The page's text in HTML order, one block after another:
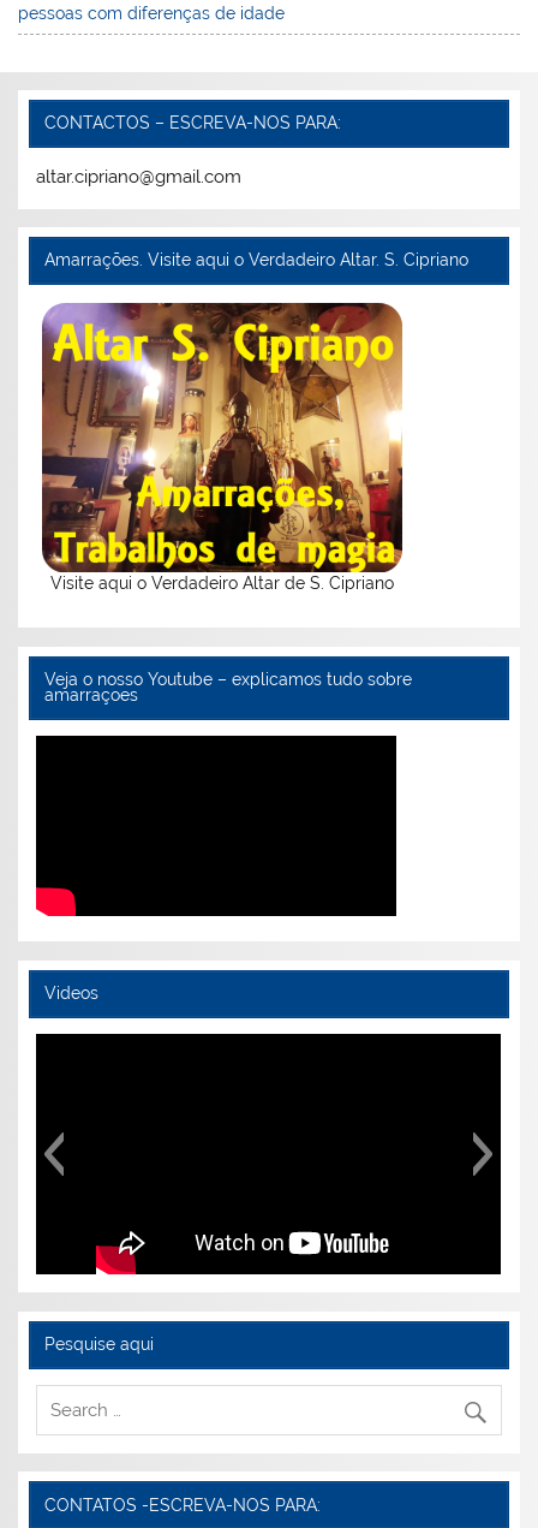
pessoas com diferenças de idade
CONTACTOS – ESCREVA-NOS PARA:
altar.cipriano@gmail.com
Amarrações. Visite aqui o Verdadeiro Altar. S. Cipriano
Visite aqui o Verdadeiro Altar de S. Cipriano
Veja o nosso Youtube – explicamos tudo sobre
amarraçoes
Videos
Pesquise aqui
CONTATOS -ESCREVA-NOS PARA: